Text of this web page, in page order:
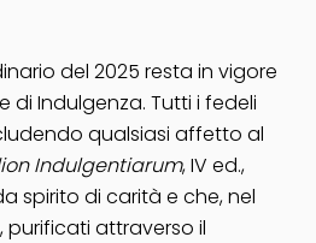
del 2025 resta in vigore
di Indulgenza. Tutti i fedeli
qualsiasi affetto al
Indulgentiarum, IV ed.,
spirito di carità e che, nel
purificati attraverso il